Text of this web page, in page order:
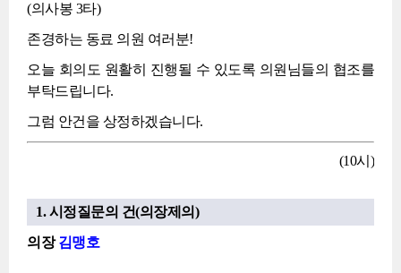
(의사봉 3타)
존경하는 동료 의원 여러분!
오늘 회의도 원활히 진행될 수 있도록 의원님들의 협조를
부탁드립니다.
그럼 안건을 상정하겠습니다.
(10시)
1. 시정질문의 건(의장제의)
의장김맹호